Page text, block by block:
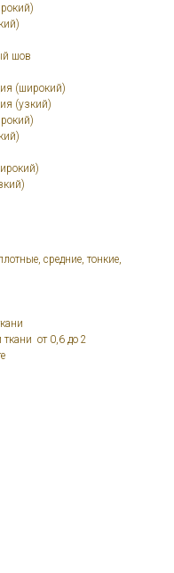
шов
(широкий)
(узкий)
средние, тонкие,
от 0,6 до 2